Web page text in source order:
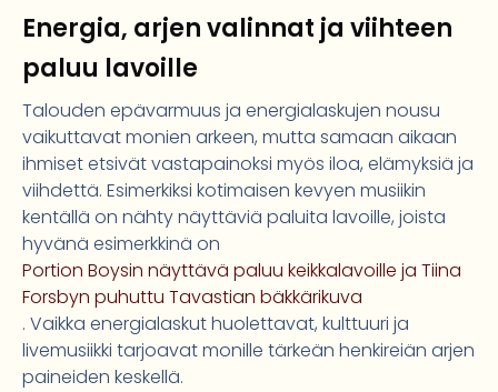
Energia, arjen valinnat ja viihteen
paluu lavoille
Talouden epävarmuus ja energialaskujen nousu
vaikuttavat monien arkeen, mutta samaan aikaan
ihmiset etsivät vastapainoksi myös iloa, elämyksiä ja
viihdettä. Esimerkiksi kotimaisen kevyen musiikin
kentällä on nähty näyttäviä paluita lavoille, joista
hyvänä esimerkkinä on
Portion Boysin näyttävä paluu keikkalavoille ja Tiina
Forsbyn puhuttu Tavastian bäkkärikuva
. Vaikka energialaskut huolettavat, kulttuuri ja
livemusiikki tarjoavat monille tärkeän henkireiän arjen
paineiden keskellä.